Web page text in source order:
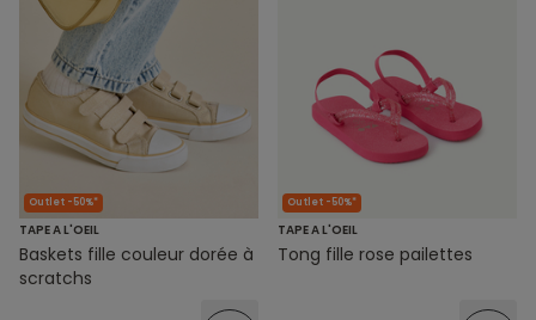
Outlet -50%*
TAPE A L'OEIL
Baskets fille couleur dorée à
scratchs
Outlet -50%*
TAPE A L'OEIL
Tong fille rose pailettes